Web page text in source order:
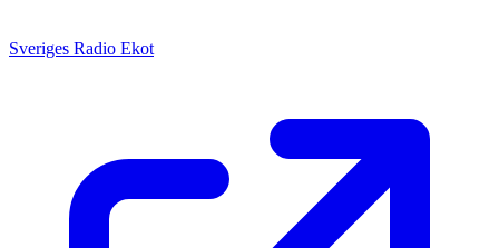
Sveriges Radio Ekot